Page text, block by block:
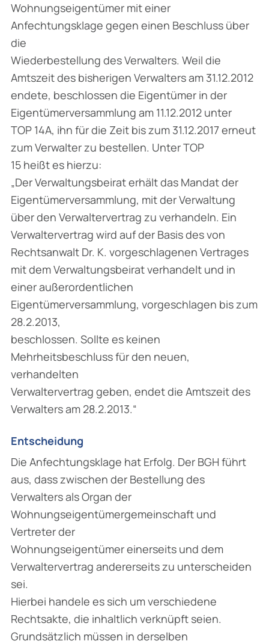
Wohnungseigentümer mit einer
Anfechtungsklage gegen einen Beschluss über
die
Wiederbestellung des Verwalters. Weil die
Amtszeit des bisherigen Verwalters am 31.12.2012
endete, beschlossen die Eigentümer in der
Eigentümerversammlung am 11.12.2012 unter
TOP 14A, ihn für die Zeit bis zum 31.12.2017 erneut
zum Verwalter zu bestellen. Unter TOP
15 heißt es hierzu:
„Der Verwaltungsbeirat erhält das Mandat der
Eigentümerversammlung, mit der Verwaltung
über den Verwaltervertrag zu verhandeln. Ein
Verwaltervertrag wird auf der Basis des von
Rechtsanwalt Dr. K. vorgeschlagenen Vertrages
mit dem Verwaltungsbeirat verhandelt und in
einer außerordentlichen
Eigentümerversammlung, vorgeschlagen bis zum
28.2.2013,
beschlossen. Sollte es keinen
Mehrheitsbeschluss für den neuen,
verhandelten
Verwaltervertrag geben, endet die Amtszeit des
Verwalters am 28.2.2013.“
Entscheidung
Die Anfechtungsklage hat Erfolg. Der BGH führt
aus, dass zwischen der Bestellung des
Verwalters als Organ der
Wohnungseigentümergemeinschaft und
Vertreter der
Wohnungseigentümer einerseits und dem
Verwaltervertrag andererseits zu unterscheiden
sei.
Hierbei handele es sich um verschiedene
Rechtsakte, die inhaltlich verknüpft seien.
Grundsätzlich müssen in derselben